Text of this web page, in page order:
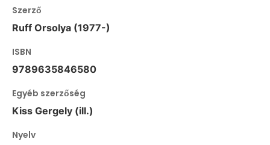
Szerző
Ruff Orsolya (1977-)
ISBN
9789635846580
Egyéb szerzőség
Kiss Gergely (ill.)
Nyelv